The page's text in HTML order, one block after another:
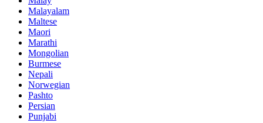
Malayalam
Maltese
Maori
Marathi
Mongolian
Burmese
Nepali
Norwegian
Pashto
Persian
Punjabi